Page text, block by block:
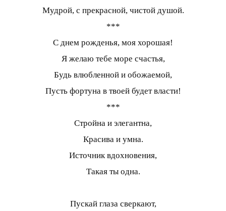
Мудрой, с прекрасной, чистой душой.
***
С днем рожденья, моя хорошая!
Я желаю тебе море счастья,
Будь влюбленной и обожаемой,
Пусть фортуна в твоей будет власти!
***
Стройна и элегантна,
Красива и умна.
Источник вдохновения,
Такая ты одна.
Пускай глаза сверкают,